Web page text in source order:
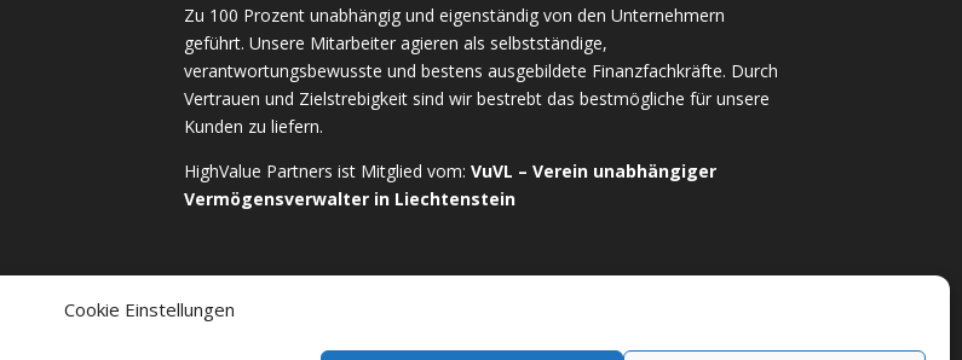
Cookie Einstellungen
Zu 100 Prozent unabhängig und eigenständig von den Unternehmern
geführt. Unsere Mitarbeiter agieren als selbstständige,
verantwortungsbewusste und bestens ausgebildete Finanzfachkräfte. Durch
Vertrauen und Zielstrebigkeit sind wir bestrebt das bestmögliche für unsere
Kunden zu liefern.
HighValue Partners ist Mitglied vom: VuVL – Verein unabhängiger
Vermögensverwalter in Liechtenstein